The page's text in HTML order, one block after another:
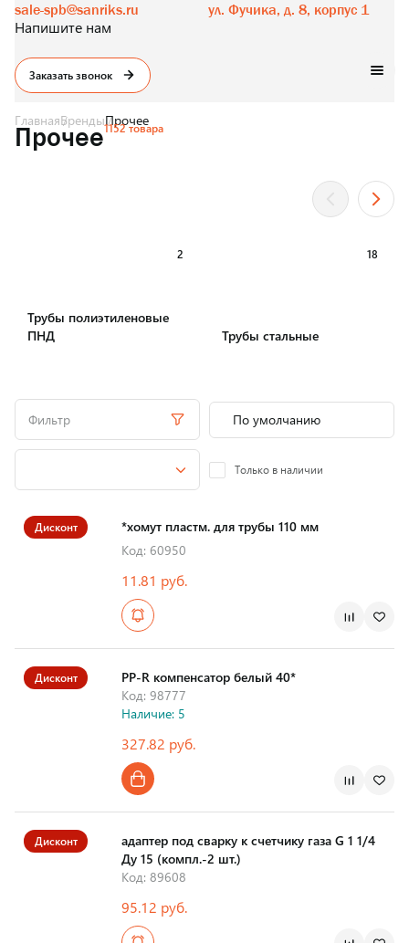
sale-spb@sanriks.ru
Напишите нам
ул. Фучика, д. 8, корпус 1
Заказать звонок
ГлавнаяБрендыПрочее
Прочее1152 товара
Трубы полиэтиленовые
ПНД
2
Трубы стальные
18
Фильтр
Только в наличии
*хомут пластм. для трубы 110 мм
Код: 60950
11.81 руб.
Дисконт
PP-R компенсатор белый 40*
Код: 98777
Наличие: 5
327.82 руб.
Дисконт
адаптер под сварку к счетчику газа G 1 1/4
Ду 15 (компл.-2 шт.)
Код: 89608
95.12 руб.
Дисконт